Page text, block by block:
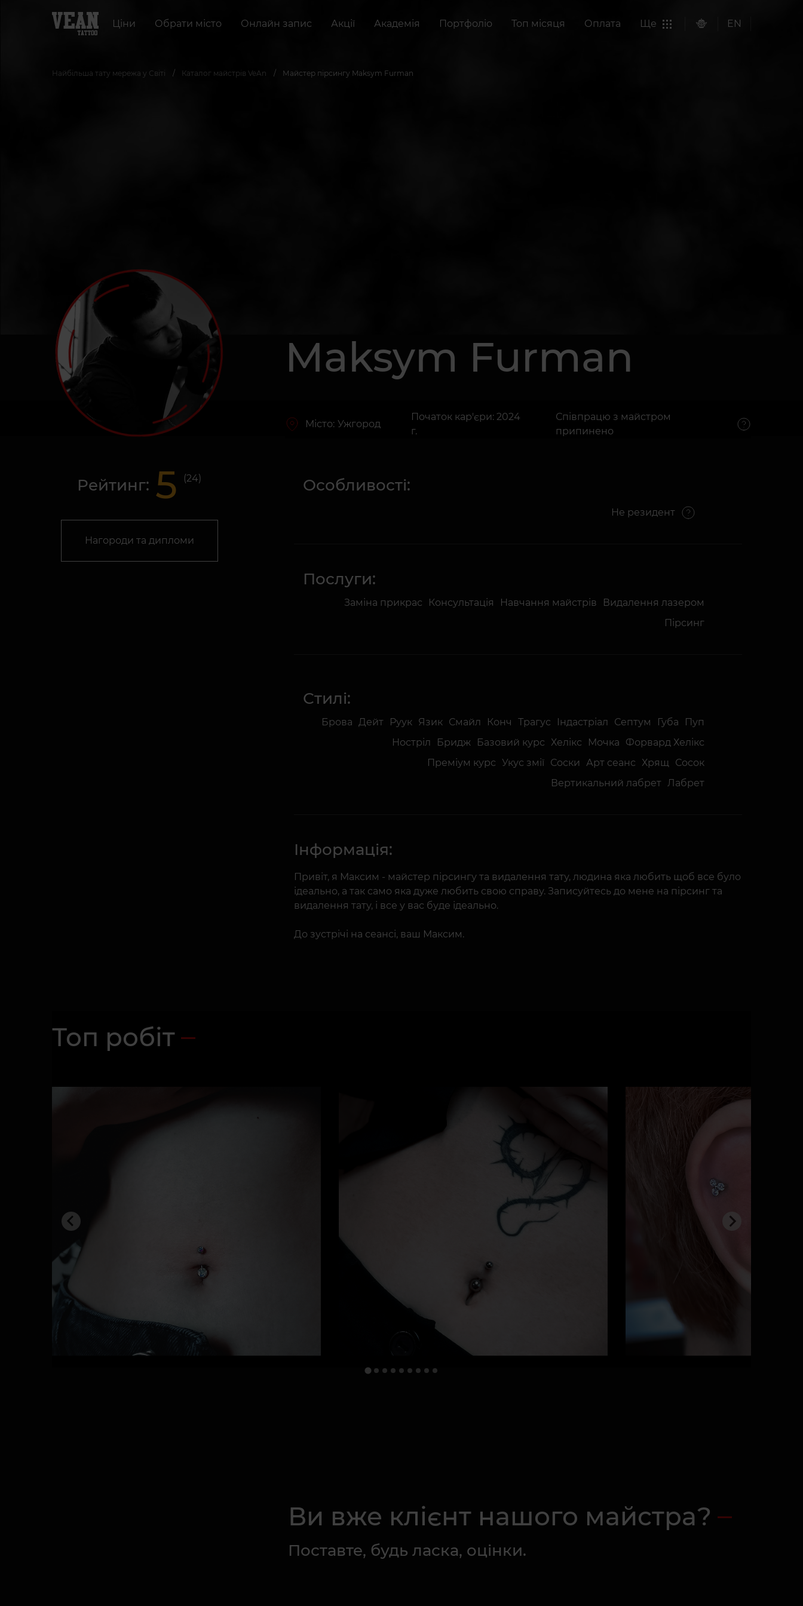
Ціни Обрати місто Онлайн запис Акції Академія Портфоліо Топ місяця Оплата Ще EN
Найбільша тату мережа у Світі Каталог майстрів VeAn Майстер пірсингу Maksym Furman
Maksym Furman
Місто: Ужгород
Початок кар'єри: 2024
г.
Співпрацю з майстром
припинено
Рейтинг: 5 (24)
Нагороди та дипломи
Особливості:
Не резидент
Послуги:
Заміна прикрас Консультація Навчання майстрів
Видалення лазером
Пірсинг
Стилі:
Брова Дейт Руук Язик Смайл Конч Трагус Індастріал Септум Губа
Пуп
Ностріл
Бридж Базовий курс Хелікс Мочка
Форвард Хелiкс
Преміум курс
Укус змії Соски Арт сеанс Хрящ Сосок
Вертикальний лабрет Лабрет
Інформація:
Привіт, я Максим - майстер пірсингу та видалення тату, людина яка любить щоб все було
ідеально, а так само яка дуже любить свою справу. Записуйтесь до мене на пірсинг та
видалення тату, і все у вас буде ідеально.
До зустрічі на сеансі, ваш Максим.
Топ робіт
Ви вже клієнт нашого майстра?
Поставте, будь ласка, оцінки.